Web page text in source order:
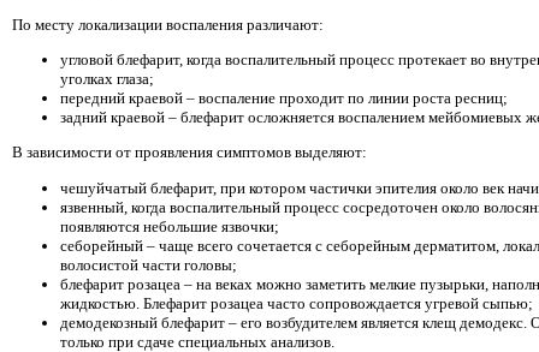
По месту локализации воспаления различают:
угловой блефарит, когда воспалительный процесс протекает во
уголках глаза;
передний краевой – воспаление проходит по линии роста ресниц;
задний краевой – блефарит осложняется воспалением мейбомиевых
В зависимости от проявления симптомов выделяют:
чешуйчатый блефарит, при котором частички эпителия около век
язвенный, когда воспалительный процесс сосредоточен около
появляются небольшие язвочки;
себорейный – чаще всего сочетается с себорейным дерматитом,
волосистой части головы;
блефарит розацеа – на веках можно заметить мелкие пузырьки,
жидкостью. Блефарит розацеа часто сопровождается угревой сыпью;
демодекозный блефарит – его возбудителем является клещ
только при сдаче специальных анализов.